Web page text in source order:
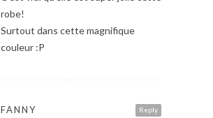
robe!
Surtout dans cette magnifique
couleur :P
Reply
FANNY